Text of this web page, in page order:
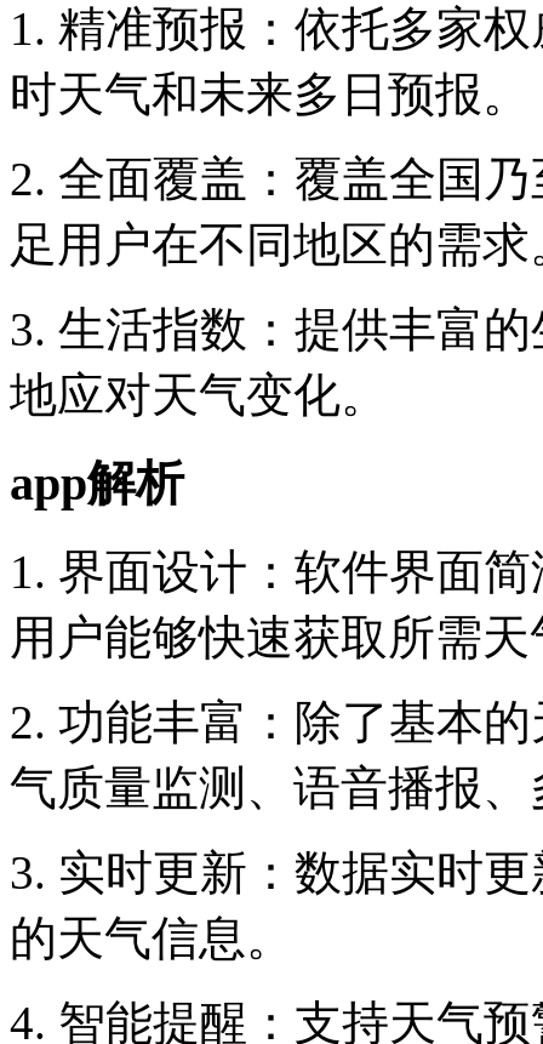
1. 精准预报：依托多家
时天气和未来多日预报。
2. 全面覆盖：覆盖全国
足用户在不同地区的需求
3. 生活指数：提供丰富
地应对天气变化。
app解析
1. 界面设计：软件界面
用户能够快速获取所需
2. 功能丰富：除了基本
气质量监测、语音播报、
3. 实时更新：数据实时
的天气信息。
4. 智能提醒：支持天气